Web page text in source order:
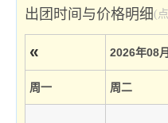
出团时间与价格明细(
« 2026年08月
周一 周二